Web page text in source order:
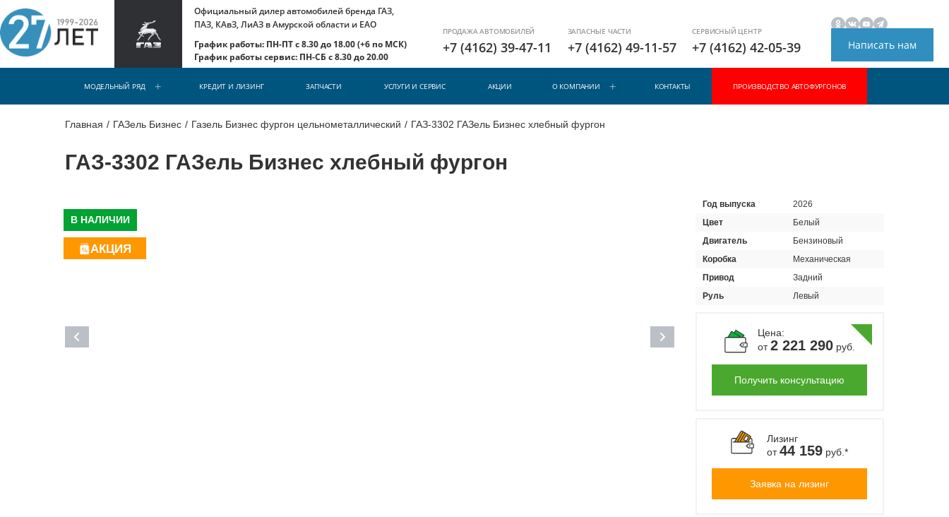
Официальный дилер автомобилей бренда ГАЗ,
ПАЗ, КАвЗ, ЛиАЗ в Амурской области и ЕАО
График работы: ПН-ПТ с 8.30 до 18.00 (+6 по МСК)
График работы сервис: ПН-СБ с 8.30 до 20.00
ПРОДАЖА АВТОМОБИЛЕЙ
+7 (4162) 39-47-11
ЗАПАСНЫЕ ЧАСТИ
+7 (4162) 49-11-57
СЕРВИСНЫЙ ЦЕНТР
+7 (4162) 42-05-39 Написать нам
МОДЕЛЬНЫЙ РЯД КРЕДИТ И ЛИЗИНГ ЗАПЧАСТИ УСЛУГИ И СЕРВИС АКЦИИ О КОМПАНИИ КОНТАКТЫ ПРОИЗВОДСТВО АВТОФУРГОНОВ
Главная / ГАЗель Бизнес / Газель Бизнес фургон цельнометаллический / ГАЗ-3302 ГАЗель Бизнес хлебный фургон
ГАЗ-3302 ГАЗель Бизнес хлебный фургон
В НАЛИЧИИ
АКЦИЯ
Год выпуска
2026
Цвет
Белый
Двигатель
Бензиновый
Коробка
Механическая
Привод
Задний
Руль
Левый
Цена:
от2 221 290руб.
Получить консультацию
Лизинг
от44 159 руб.*
Заявка на лизинг